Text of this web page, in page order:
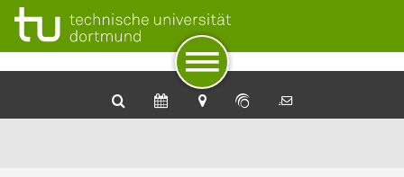
Zum Navigationspfad
Zur Navigation
Zum Schnellzugriff
Zum Fuß der Seite mit weiteren Services
Zum Inhalt
Zur Startseite